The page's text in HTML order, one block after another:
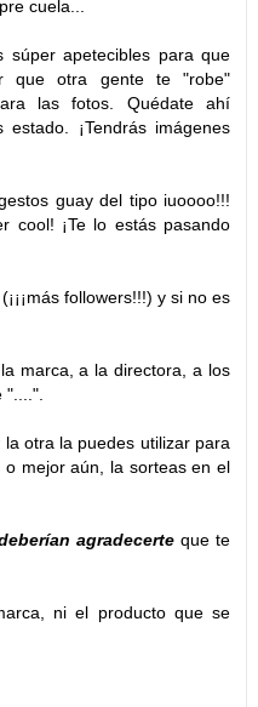
cuela...
súper apetecibles para que
que otra gente te "robe"
las fotos. Quédate ahí
¡Tendrás imágenes
guay del tipo iuoooo!!!
cool! ¡Te lo estás pasando
followers!!!) y si no es
marca, a la directora, a los
otra la puedes utilizar para
mejor aún, la sorteas en el
agradecerteque te
ni el producto que se